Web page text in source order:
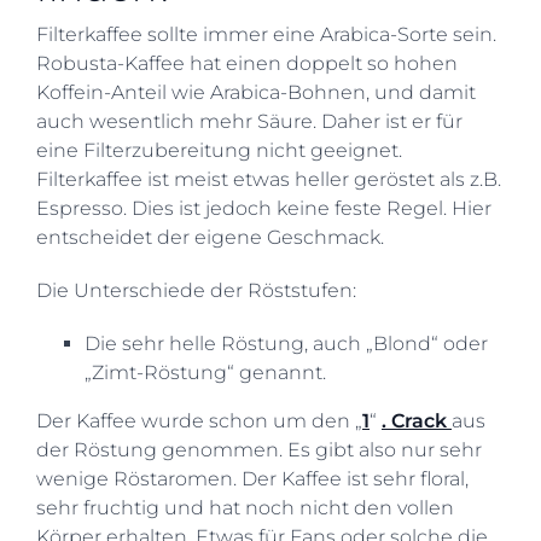
Filterkaffee sollte immer eine Arabica-Sorte sein.
Robusta-Kaffee hat einen doppelt so hohen
Koffein-Anteil wie Arabica-Bohnen, und damit
auch wesentlich mehr Säure. Daher ist er für
eine Filterzubereitung nicht geeignet.
Filterkaffee ist meist etwas heller geröstet als z.B.
Espresso. Dies ist jedoch keine feste Regel. Hier
entscheidet der eigene Geschmack.
Die Unterschiede der Röststufen:
Die sehr helle Röstung, auch „Blond“ oder
„Zimt-Röstung“ genannt.
Der Kaffee wurde schon um den „ 1“ . Crack aus
der Röstung genommen. Es gibt also nur sehr
wenige Röstaromen. Der Kaffee ist sehr floral,
sehr fruchtig und hat noch nicht den vollen